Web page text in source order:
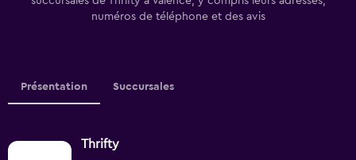
numéros de téléphone et des avis
Présentation Succursales
Thrifty